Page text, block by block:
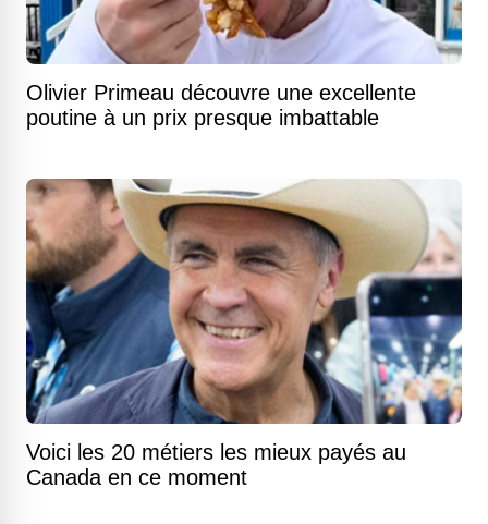
Olivier Primeau découvre une excellente
poutine à un prix presque imbattable
Voici les 20 métiers les mieux payés au
Canada en ce moment